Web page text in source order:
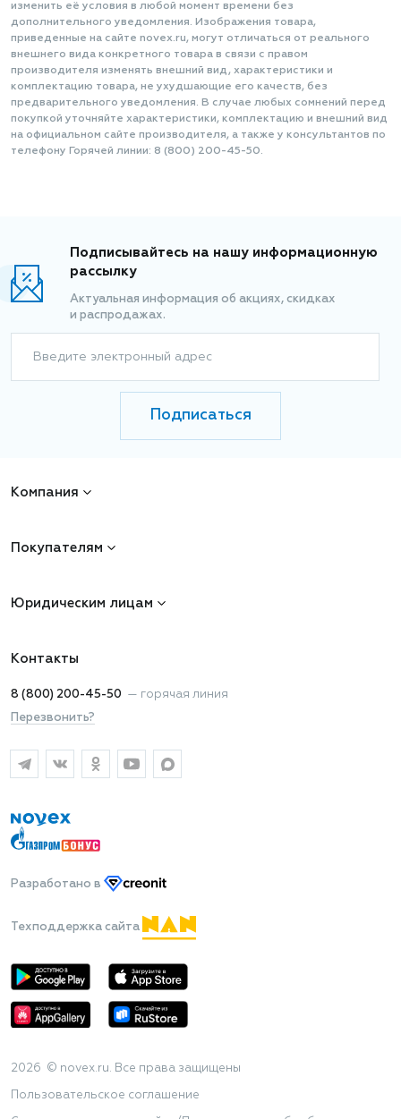
изменить её условия в любой момент времени без
дополнительного уведомления. Изображения товара,
приведенные на сайте novex.ru, могут отличаться от реального
внешнего вида конкретного товара в связи с правом
производителя изменять внешний вид, характеристики и
комплектацию товара, не ухудшающие его качеств, без
предварительного уведомления. В случае любых сомнений перед
покупкой уточняйте характеристики, комплектацию и внешний вид
на официальном сайте производителя, а также у консультантов по
телефону Горячей линии: 8 (800) 200-45-50.
Подписывайтесь на нашу информационную
рассылку
Актуальная информация об акциях, скидках
и распродажах.
Введите электронный адрес
Подписаться
Компания
Покупателям
Юридическим лицам
Контакты
8 (800) 200-45-50 — горячая линия
Перезвонить?
Разработано в
Техподдержка сайта
2026 © novex.ru. Все права защищены
Пользовательское соглашение